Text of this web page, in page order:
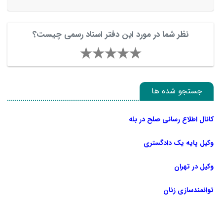
نظر شما در مورد این دفتر اسناد رسمی چیست؟
جستجو شده ها
کانال اطلاع رسانی صلح در بله
وکیل پایه یک دادگستری
وکیل در تهران
توانمندسازی زنان